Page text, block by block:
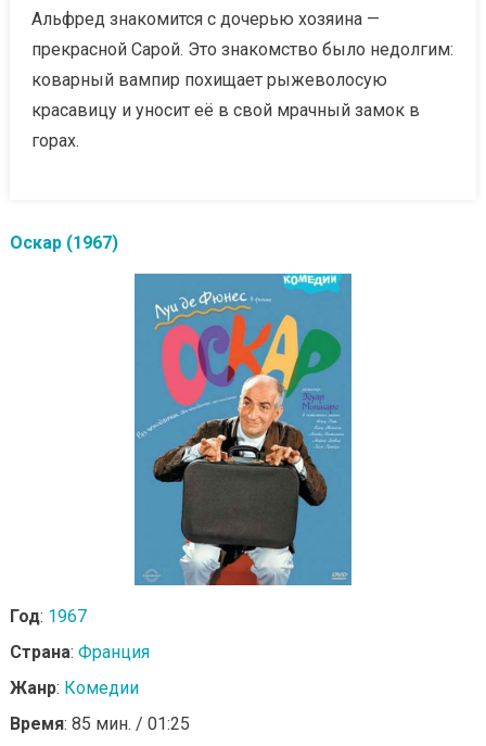
Альфред знакомится с дочерью хозяина —
прекрасной Сарой. Это знакомство было недолгим:
коварный вампир похищает рыжеволосую
красавицу и уносит её в свой мрачный замок в
горах.
Оскар (1967)
Год: 1967
Страна: Франция
Жанр: Комедии
Время: 85 мин. / 01:25